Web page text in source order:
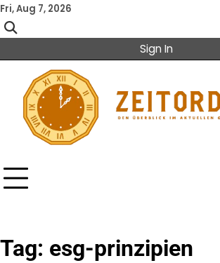
Skip
to
content
Fri, Aug 7, 2026
Sign In
Tag: esg-prinzipien